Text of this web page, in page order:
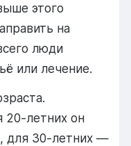
этого
на
люди
или лечение.
20-летних он
для 30-летних —